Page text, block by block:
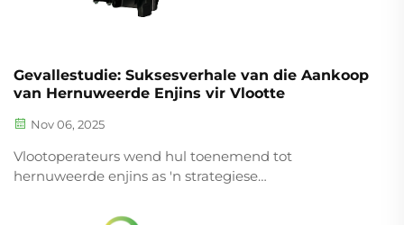
Gevallestudie: Suksesverhale van die Aankoop
van Hernuweerde Enjins vir Vlootte
Nov 06, 2025
Vlootoperateurs wend hul toenemend tot
hernuweerde enjins as 'n strategiese
72% aanvaaringskoers onder logistieke maatskappye